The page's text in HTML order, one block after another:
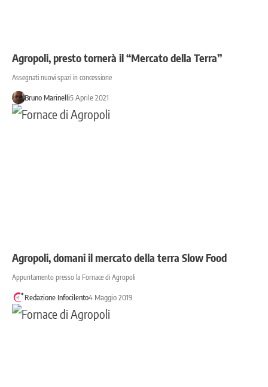
Agropoli, presto tornerà il “Mercato della Terra”
Assegnati nuovi spazi in concessione
Bruno Marinelli5 Aprile 2021
Agropoli, domani il mercato della terra Slow Food
Appuntamento presso la Fornace di Agropoli
Redazione Infocilento4 Maggio 2019